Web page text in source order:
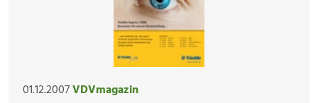
01.12.2007VDVmagazin